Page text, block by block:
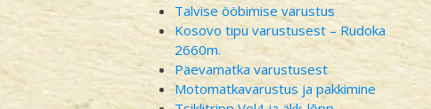
Talvise ööbimise varustus
Kosovo tipu varustusest – Rudoka
2660m.
Päevamatka varustusest
Motomatkavarustus ja pakkimine